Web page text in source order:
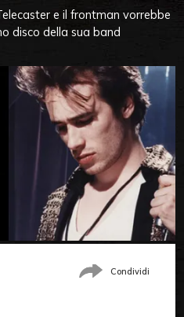
e il frontman vorrebbe
disco della sua band
Condividi